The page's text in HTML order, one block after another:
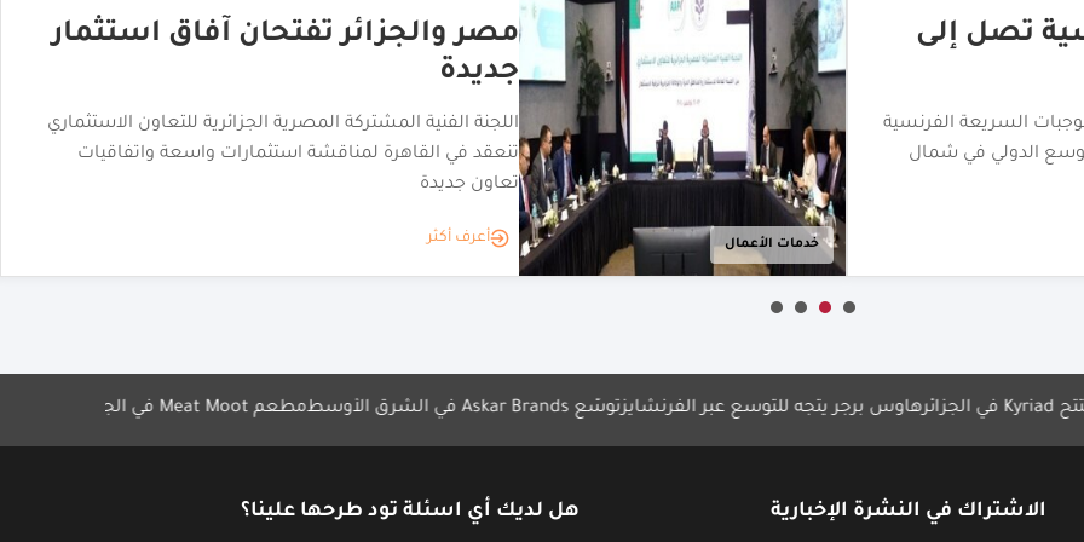
خدمات الأعمال
الجزائر |
10.03.2026
يسير تستحوذ على سلسلة “أونو” “
يسير تستحوذ على سلسلة “أونو” وتطلق علامة “Yassir Market”
في قطاع التوزيع الواسع
استثمار
للتعاون الاستثماري
واسعة واتفاقيات
هاوس برجر يتجه للتوسع عبر الفرنشايزتوسّع Askar Brands في الشرق الأوسط مطعم Meat Moot في الجزائر مقهى Bacio Nero يفتتح أول فرع في الجزائر
الاشتراك في النشرة الإخبارية هل لديك أي اسئلة تود طرحها علينا؟